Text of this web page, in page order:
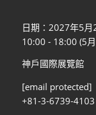
日期：2027年5月
10:00 - 18:00 (5
神戶國際展覽館
[email protected]
+81-3-6739-4103